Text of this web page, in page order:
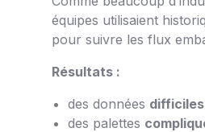
équipes utilisaient
pour suivre les flux
Résultats :
des données
des palettes